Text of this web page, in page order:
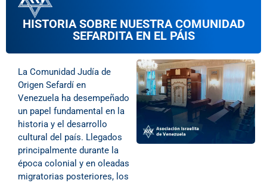
HISTORIA SOBRE NUESTRA COMUNIDAD
SEFARDITA EN EL PÁIS
La Comunidad Judía de
Origen Sefardí en
Venezuela ha desempeñado
un papel fundamental en la
historia y el desarrollo
cultural del país. Llegados
principalmente durante la
época colonial y en oleadas
migratorias posteriores, los